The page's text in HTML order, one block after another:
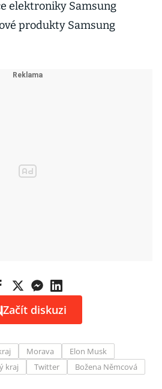
elektroniky Samsung
produkty Samsung
Začít diskuzi
Morava
Elon Musk
kraj Twitter
Božena Němcová